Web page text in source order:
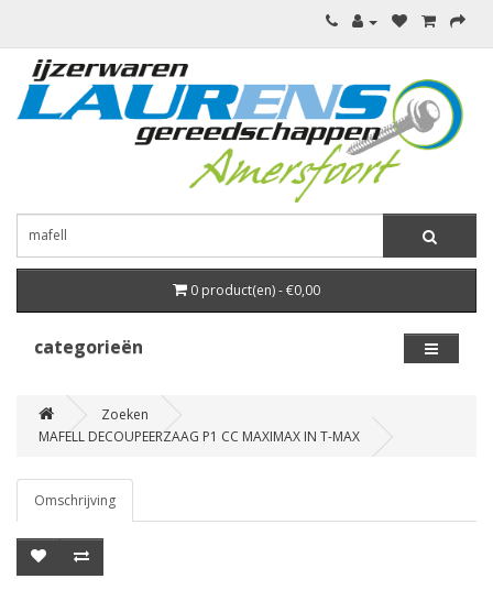
0 product(en) - €0,00
categorieën
Zoeken
MAFELL DECOUPEERZAAG P1 CC MAXIMAX IN T-MAX
Omschrijving